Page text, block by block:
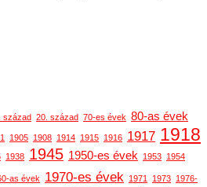
század 20. század 70-es évek 80-as évek
1905 1908 1914 1915 1916 1917 1918
1938 1945 1950-es évek 1953 1954
as évek 1970-es évek 1971 1973 1976-